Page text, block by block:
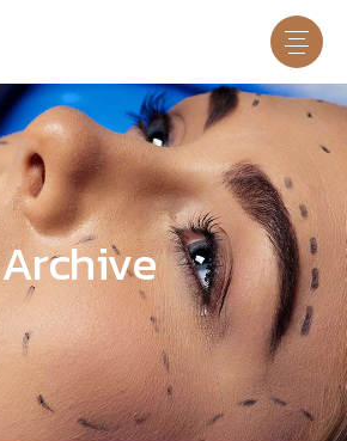
Archive